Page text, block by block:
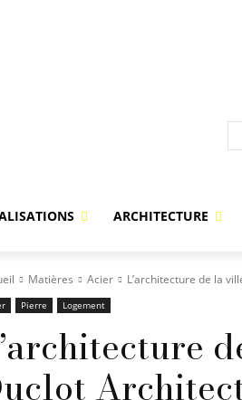
ARCHITECTURE
Matières Acier L’architecture de la
Pierre Logement